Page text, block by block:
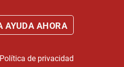
Política de privacidad